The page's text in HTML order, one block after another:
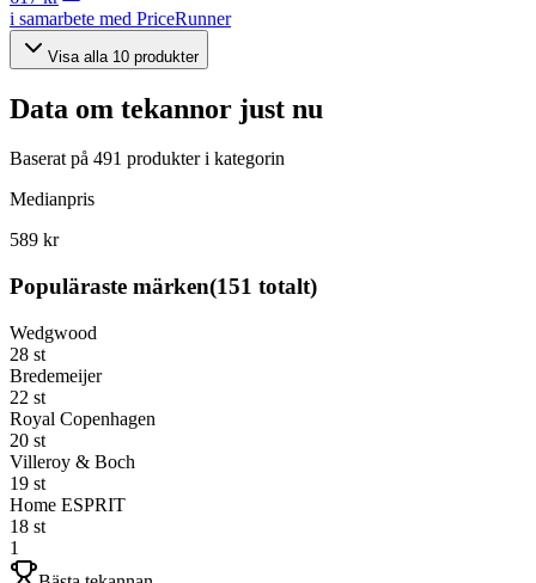
i samarbete med PriceRunner
Visa alla 10 produkter
Data om tekannor just nu
Baserat på 491 produkter i kategorin
Medianpris
589 kr
Populäraste märken(151 totalt)
Wedgwood
28 st
Bredemeijer
22 st
Royal Copenhagen
20 st
Villeroy & Boch
19 st
Home ESPRIT
18 st
1